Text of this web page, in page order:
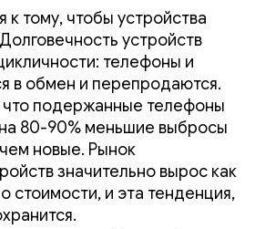
к тому, чтобы устройства
устройств
телефоны и
в обмен и перепродаются.
что подержанные телефоны
80-90% меньшие выбросы
чем новые. Рынок
значительно вырос как
стоимости, и эта тенденция,